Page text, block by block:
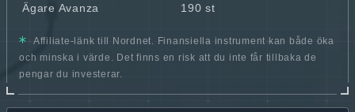
Ägare Avanza 190 st
Affiliate-länk till Nordnet. Finansiella instrument kan både öka
och minska i värde. Det finns en risk att du inte får tillbaka de
pengar du investerar.